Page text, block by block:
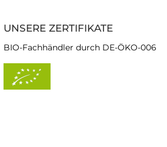
UNSERE ZERTIFIKATE
BIO-Fachhändler durch DE-ÖKO-006